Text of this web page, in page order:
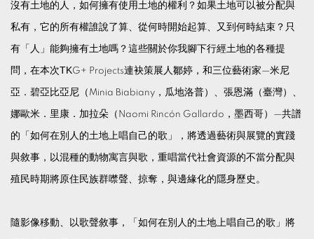
沒有土地的人，如何擁有使用土地的權利？如果土地可以被分配與
私有，它的所有權誰說了算、從何時開始起算、又到何時結束？只
有「人」能夠擁有土地嗎？這些關於你我腳下行經土地的各種提
問，在本次ΤΚG+ Projects連袂策展人鄒婷，和三位藝術家—米尼
亞．碧亞比亞尼（Minia Biabiany，瓜地洛普）、張恩滿（臺灣）、
娜歐米．里康．加拉朵（Naomi Rincón Gallardo，墨西哥）—共譜
的「如何在別人的土地上唱自己的歌」，將透過藝術與展覽的實踐
與敘事，以混種的動物寓言與歌，重唱當代社會資源的不當分配與
殖民時期將原住民族群噤聲、掠奪，與邊緣化的隱身歷史。
隨影像移動、以歌聲敘事，「如何在別人的土地上唱自己的歌」將